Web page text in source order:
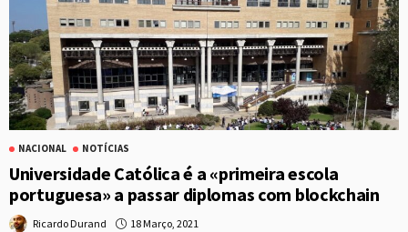
NACIONAL NOTÍCIAS
Universidade Católica é a «primeira escola
portuguesa» a passar diplomas com blockchain
Ricardo Durand 18 Março, 2021